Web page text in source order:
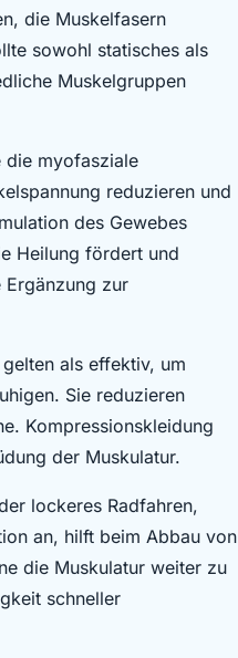
die Muskelfasern
sowohl statisches als
Muskelgruppen
die myofasziale
reduzieren und
des Gewebes
Heilung fördert und
Ergänzung zur
als effektiv, um
Sie reduzieren
Kompressionskleidung
der Muskulatur.
lockeres Radfahren,
an, hilft beim Abbau von
die Muskulatur weiter zu
schneller